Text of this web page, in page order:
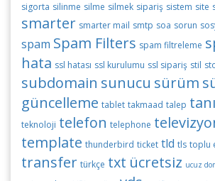
sigorta silinme silme silmek sipariş sistem site
smarter smarter mail smtp soa sorun
spam Spam Filters spam filtreleme
hata ssl hatası ssl kurulumu ssl sipariş stil
subdomain sunucu sürüm
güncelleme tablet takmaad talep
teknoloji telefon telephone
template thunderbird ticket tld tls toplu
transfer türkçe txt ücretsiz ucuz